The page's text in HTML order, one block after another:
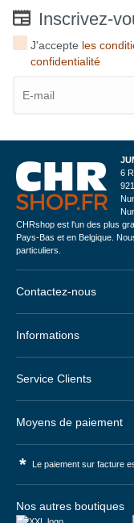
Inscrivez-
J'accepte les
confidentialité
6
CHRshop est l'un des plus
Pays-Bas et en Belgique.
particuliers.
Contactez-nous
Informations
Service Clients
Moyens de paiement
* Le paiement sur facture
Nos autres boutiques